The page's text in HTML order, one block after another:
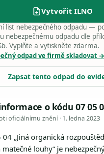
Vytvořit ILNO
list nebezpečného odpadu —
nebezpečnému odpadu dle
Vyplňte a vytiskněte zdarma.
odpad ve firmě skladovat →
Zapsat tento odpad do
o kódu 07 05
oficiálnímu znění · 1. ledna 2023
04 „Jiná organická
matečné louhy“ je